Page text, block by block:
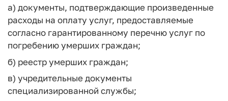
а) документы, подтверждающие произведенные
расходы на оплату услуг, предоставляемые
согласно гарантированному перечню услуг по
погребению умерших граждан;
б) реестр умерших граждан;
в) учредительные документы
специализированной службы;